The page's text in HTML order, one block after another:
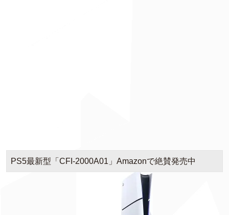
PS5最新型「CFI-2000A01」Amazonで絶賛発売中